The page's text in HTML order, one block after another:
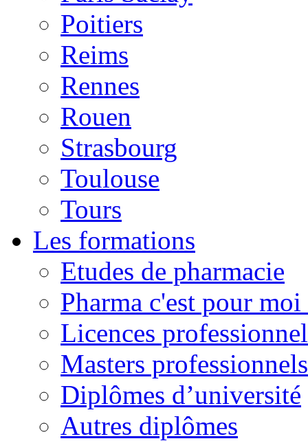
Poitiers
Reims
Rennes
Rouen
Strasbourg
Toulouse
Tours
Les formations
Etudes de pharmacie
Pharma c'est pour
Licences
Masters
Diplômes d’université
Autres diplômes